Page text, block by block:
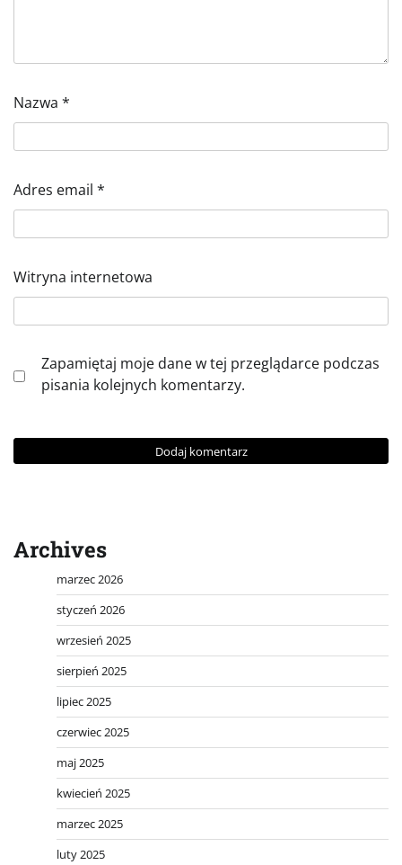
Nazwa *
Adres email *
Witryna internetowa
Zapamiętaj moje dane w tej przeglądarce podczas
pisania kolejnych komentarzy.
Archives
marzec 2026
styczeń 2026
wrzesień 2025
sierpień 2025
lipiec 2025
czerwiec 2025
maj 2025
kwiecień 2025
marzec 2025
luty 2025